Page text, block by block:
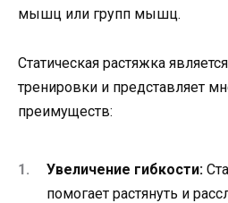
мышц или групп мышц.
Статическая растяжка
тренировки и представляет
преимуществ:
Увеличение гибкости:
помогает растянуть и